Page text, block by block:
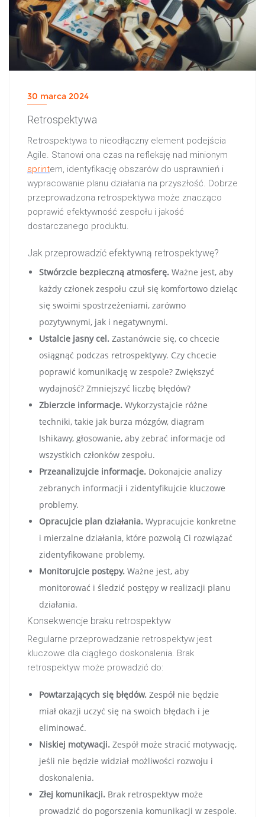
30 marca 2024
Retrospektywa
Retrospektywa to nieodłączny element podejścia
Agile. Stanowi ona czas na refleksję nad minionym
sprintem, identyfikację obszarów do usprawnień i
wypracowanie planu działania na przyszłość. Dobrze
przeprowadzona retrospektywa może znacząco
poprawić efektywność zespołu i jakość
dostarczanego produktu.
Jak przeprowadzić efektywną retrospektywę?
Stwórzcie bezpieczną atmosferę. Ważne jest, aby
każdy członek zespołu czuł się komfortowo dzieląc
się swoimi spostrzeżeniami, zarówno
pozytywnymi, jak i negatywnymi.
Ustalcie jasny cel. Zastanówcie się, co chcecie
osiągnąć podczas retrospektywy. Czy chcecie
poprawić komunikację w zespole? Zwiększyć
wydajność? Zmniejszyć liczbę błędów?
Zbierzcie informacje. Wykorzystajcie różne
techniki, takie jak burza mózgów, diagram
Ishikawy, głosowanie, aby zebrać informacje od
wszystkich członków zespołu.
Przeanalizujcie informacje. Dokonajcie analizy
zebranych informacji i zidentyfikujcie kluczowe
problemy.
Opracujcie plan działania. Wypracujcie konkretne
i mierzalne działania, które pozwolą Ci rozwiązać
zidentyfikowane problemy.
Monitorujcie postępy. Ważne jest, aby
monitorować i śledzić postępy w realizacji planu
działania.
Konsekwencje braku retrospektyw
Regularne przeprowadzanie retrospektyw jest
kluczowe dla ciągłego doskonalenia. Brak
retrospektyw może prowadzić do:
Powtarzających się błędów. Zespół nie będzie
miał okazji uczyć się na swoich błędach i je
eliminować.
Niskiej motywacji. Zespół może stracić motywację,
jeśli nie będzie widział możliwości rozwoju i
doskonalenia.
Złej komunikacji. Brak retrospektyw może
prowadzić do pogorszenia komunikacji w zespole.